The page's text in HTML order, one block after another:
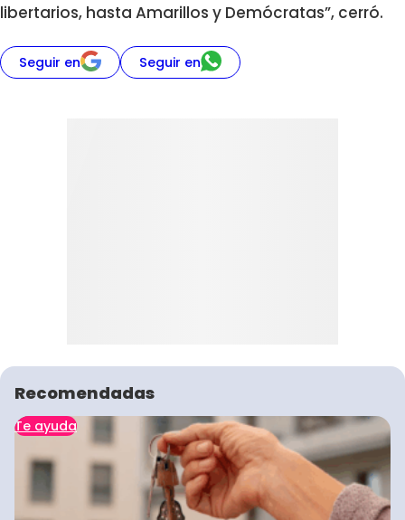
libertarios, hasta Amarillos y Demócratas”, cerró.
Seguir en Seguir en
Recomendadas
Te ayuda